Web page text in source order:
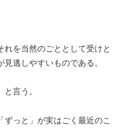
れを当然のごととして受けと
逃しやすいものである。
言う。
ずっと」が実はごく最近のこ